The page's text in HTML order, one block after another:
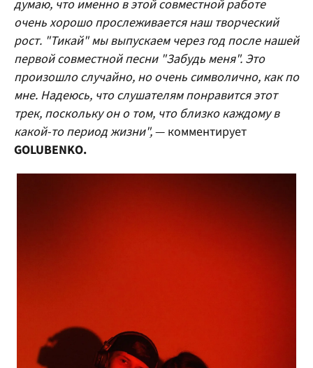
думаю, что именно в этой совместной работе
очень хорошо прослеживается наш творческий
рост. "Тикай" мы выпускаем через год после нашей
первой совместной песни "Забудь меня". Это
произошло случайно, но очень символично, как по
мне. Надеюсь, что слушателям понравится этот
трек, поскольку он о том, что близко каждому в
какой-то период жизни",— комментирует
GOLUBENKO.